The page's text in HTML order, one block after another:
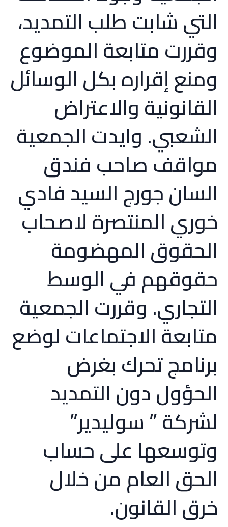
التي شابت طلب التمديد،
وقررت متابعة الموضوع
ومنع إقراره بكل الوسائل
القانونية والاعتراض
الشعبي. وايدت الجمعية
مواقف صاحب فندق
السان جورج السيد فادي
خوري المنتصرة لاصحاب
الحقوق المهضومة
حقوقهم في الوسط
التجاري. وقررت الجمعية
متابعة الاجتماعات لوضع
برنامج تحرك بغرض
الحؤول دون التمديد
لشركة ” سوليدير”
وتوسعها على حساب
الحق العام من خلال
خرق القانون.